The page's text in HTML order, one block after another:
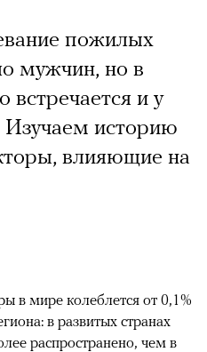
пожилых
мужчин, но в
встречается и у
историю
влияющие на
в мире колеблется от 0,1%
в развитых странах
распространено, чем в